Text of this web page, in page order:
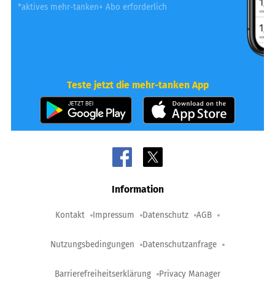
*aktives mehr-tanken+ Abo erforderlich
Teste jetzt die mehr-tanken App
Information
Kontakt Impressum Datenschutz AGB
Nutzungsbedingungen Datenschutzanfrage
Barrierefreiheitserklärung Privacy Manager